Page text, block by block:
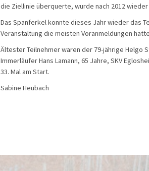
die Ziellinie überquerte, wurde nach 2012
Das Spanferkel konnte dieses Jahr wieder das
Veranstaltung die meisten Voranmeldungen
Ältester Teilnehmer waren der 79-jährige Helgo
Immerläufer Hans Lamann, 65 Jahre, SKV
33. Mal am Start.
Sabine Heubach